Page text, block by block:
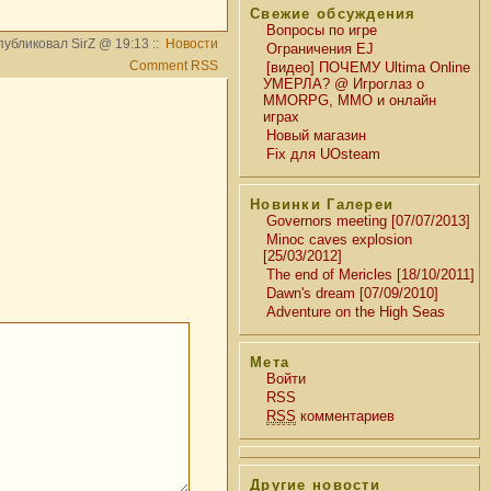
Свежие обсуждения
Вопросы по игре
Ограничения EJ
[видео] ПОЧЕМУ Ultima Online
УМЕРЛА? @ Игроглаз о
MMORPG, MMO и онлайн
играх
Новый магазин
Fix для UOsteam
Новинки Галереи
Governors meeting [07/07/2013]
Minoc caves explosion
[25/03/2012]
The end of Mericles [18/10/2011]
Dawn's dream [07/09/2010]
Adventure on the High Seas
Мета
Войти
RSS
RSS комментариев
Другие новости
SirZ @ 19:13 :: Новости
Comment RSS